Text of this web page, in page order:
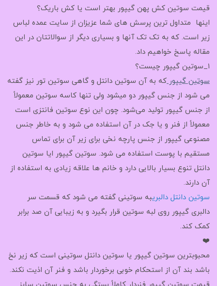
قیمت سوتین کش پهن گیپور بهتر است یا کش باریک؟
اینها متداول ترین پرسش های شما عزیزان از سایت عمده لباس
زیر است. که به تک تک آنها و بسیاری دیگر از سوالاتتان در این
مقاله پاسخ خواهیم داد.
۱_سوتین گیپور چیست؟
سوتین گیپورکه به آن سوتین دانتل و گاهی سوتین تور نیز گفته
می شود از جنس گیپور دو میشود ولی تنها کاسه سوتین معمولاً
از جنس گیپور تولید می‌شود. چون این نوع سوتین فانتزی است
معمولاً از فنر و یا جک در آن استفاده می شود و به خاطر جنس
مصنوعی گیپور از جنس پارچه نخی برای زیر آن برای تماس
مستقیم با پوست استفاده می شود. سوتین گیپور ایا سوتین
دانتل تنوع بسیار بالایی دارد و خانم ها علاقه زیادی به استفاده از
آن دارند.
سوتین دانتل دالبریبه سوتینی گفته می شود که قسمت سر
دالبری گیپور روی لبه سوتین قرار بگیرد و به زیبایی آن صد برابر
کمک کند.
❤️
محبوبترین سوتین گیپور یا سوتین دانتل سوتینی است که زیر نخ
باشد بند آن از استحکام خوبی برخوردار باشد و فنر آن اذیت نکند.